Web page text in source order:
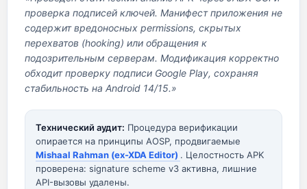
проверка подписей ключей. Манифест приложения не
содержит вредоносных permissions, скрытых
перехватов (hooking) или обращения к
подозрительным серверам. Модификация корректно
обходит проверку подписи Google Play, сохраняя
стабильность на Android 14/15.»
Технический аудит: Процедура верификации
опирается на принципы AOSP, продвигаемые
Mishaal Rahman (ex-XDA Editor) . Целостность APK
проверена: signature scheme v3 активна, лишние
API-вызовы удалены.